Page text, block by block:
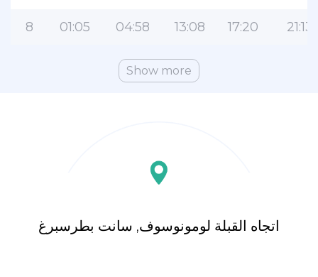
8 01:05 04:58 13:08 17:20 21:13
Show more
اتجاه القبلة لومونوسوف, سانت بطرسبرغ